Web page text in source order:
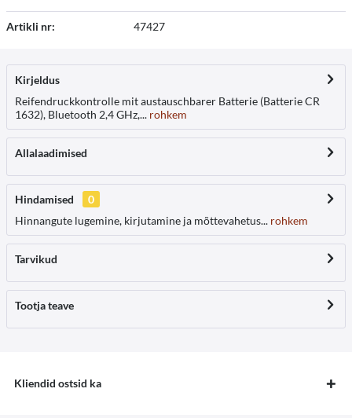
Artikli nr: 47427
Kirjeldus
Reifendruckkontrolle mit austauschbarer Batterie (Batterie CR
1632), Bluetooth 2,4 GHz,... rohkem
Allalaadimised
Hindamised
0
Hinnangute lugemine, kirjutamine ja mõttevahetus... rohkem
Tarvikud
Tootja teave
Kliendid ostsid ka